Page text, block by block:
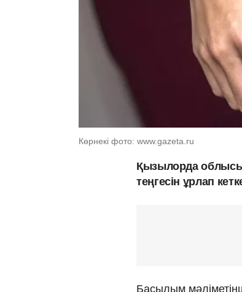
Көрнекі фото: www.gazeta.ru
Қызылорда
теңгесін ұрлап
Басылым